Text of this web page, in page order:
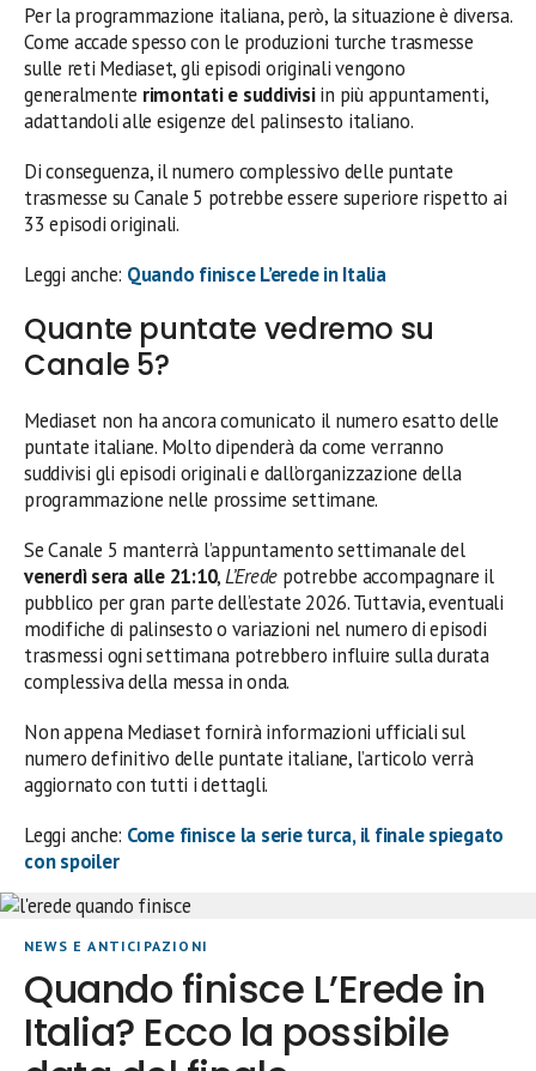
Per la programmazione italiana, però, la situazione è diversa.
Come accade spesso con le produzioni turche trasmesse
sulle reti Mediaset, gli episodi originali vengono
generalmente rimontati e suddivisiin più appuntamenti,
adattandoli alle esigenze del palinsesto italiano.
Di conseguenza, il numero complessivo delle puntate
trasmesse su Canale 5 potrebbe essere superiore rispetto ai
33 episodi originali.
Leggi anche: Quando finisce L’erede in Italia
Quante puntate vedremo su
Canale 5?
Mediaset non ha ancora comunicato il numero esatto delle
puntate italiane. Molto dipenderà da come verranno
suddivisi gli episodi originali e dall’organizzazione della
programmazione nelle prossime settimane.
Se Canale 5 manterrà l’appuntamento settimanale del
venerdì sera alle 21:10,L’Erede potrebbe accompagnare il
pubblico per gran parte dell’estate 2026. Tuttavia, eventuali
modifiche di palinsesto o variazioni nel numero di episodi
trasmessi ogni settimana potrebbero influire sulla durata
complessiva della messa in onda.
Non appena Mediaset fornirà informazioni ufficiali sul
numero definitivo delle puntate italiane, l’articolo verrà
aggiornato con tutti i dettagli.
Leggi anche: Come finisce la serie turca, il finale spiegato
con spoiler
NEWS E ANTICIPAZIONI
Quando finisce L’Erede in
Italia? Ecco la possibile